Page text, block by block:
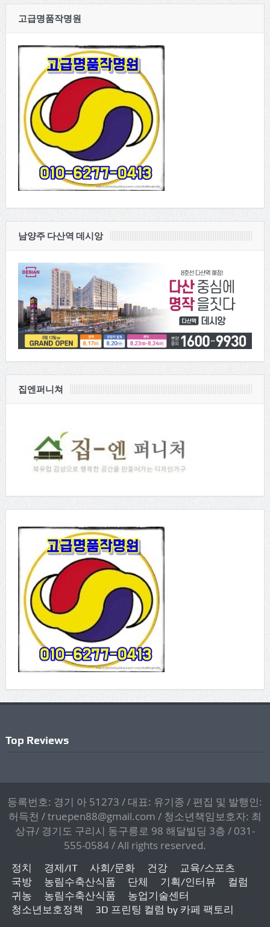
고급명품작명원
남양주 다산역 데시앙
집엔퍼니쳐
Top Reviews
등록번호: 경기 아 51273 / 대표: 유기종 / 편집 및 발행인:
허득천 / truepen88@gmail.com / 청소년책임보호자: 최
상규/ 경기도 구리시 동구릉로 98 해달빌딩 3층 / 031-
555-0584 / All rights reserved.
정치 경제/IT 사회/문화 건강
교육/스포츠
국방
농림수축산식품 단체 기획/인터뷰
컬럼
귀농
농림수축산식품
농업기술센터
청소년보호정책
3D 프린팅 컬럼 by 카페 팩토리